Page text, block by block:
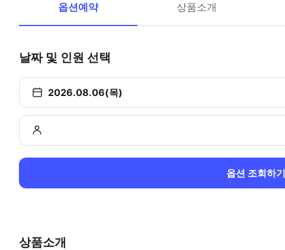
옵션예약 상품소개
날짜 및 인원 선택
2026.08.06(목)
옵션 조회하기
상품소개